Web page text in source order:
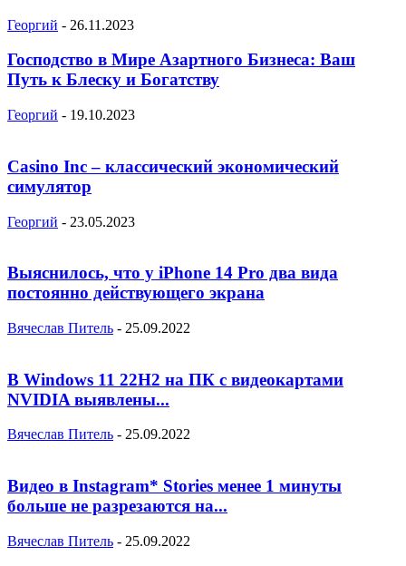
Георгий - 26.11.2023
Господство в Мире Азартного Бизнеса: Ваш
Путь к Блеску и Богатству
Георгий - 19.10.2023
Casino Inc – классический экономический
симулятор
Георгий - 23.05.2023
Выяснилось, что у iPhone 14 Pro два вида
постоянно действующего экрана
Вячеслав Питель - 25.09.2022
В Windows 11 22H2 на ПК с видеокартами
NVIDIA выявлены...
Вячеслав Питель - 25.09.2022
Видео в Instagram* Stories менее 1 минуты
больше не разрезаются на...
Вячеслав Питель - 25.09.2022